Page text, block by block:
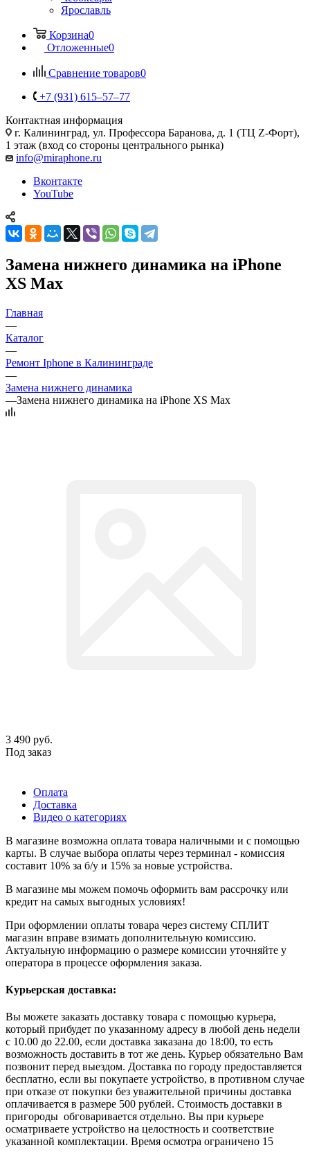
Ярославль
Корзина0
Отложенные0
Сравнение товаров0
+7 (931) 615‒57‒77
Контактная информация
г. Калининград, ул. Профессора Баранова, д. 1 (ТЦ Z-Форт),
1 этаж (вход со стороны центрального рынка)
info@miraphone.ru
Вконтакте
YouTube
Замена нижнего динамика на iPhone
XS Max
Главная
—
Каталог
—
Ремонт Iphone в Калининграде
—
Замена нижнего динамика
—Замена нижнего динамика на iPhone XS Max
3 490 руб.
Под заказ
Оплата
Доставка
Видео о категориях
В магазине возможна оплата товара наличными и с помощью
карты. В случае выбора оплаты через терминал - комиссия
составит 10% за б/у и 15% за новые устройства.
В магазине мы можем помочь оформить вам рассрочку или
кредит на самых выгодных условиях!
При оформлении оплаты товара через систему СПЛИТ
магазин вправе взимать дополнительную комиссию.
Актуальную информацию о размере комиссии уточняйте у
оператора в процессе оформления заказа.
Курьерская доставка:
Вы можете заказать доставку товара с помощью курьера,
который прибудет по указанному адресу в любой день недели
с 10.00 до 22.00, если доставка заказана до 18:00, то есть
возможность доставить в тот же день. Курьер обязательно Вам
позвонит перед выездом. Доставка по городу предоставляется
бесплатно, если вы покупаете устройство, в противном случае
при отказе от покупки без уважительной причины доставка
оплачивается в размере 500 рублей. Стоимость доставки в
пригороды обговаривается отдельно. Вы при курьере
осматриваете устройство на целостность и соответствие
указанной комплектации. Время осмотра ограничено 15